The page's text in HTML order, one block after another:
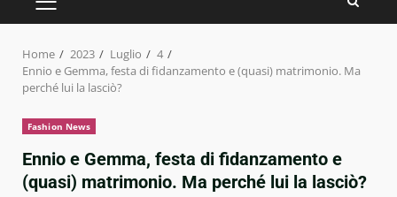
PRIMARY
MENU
Home 2023 Luglio
4
Ennio e Gemma, festa di fidanzamento e (quasi) matrimonio. Ma
perché lui la lasciò?
Fashion News
Ennio e Gemma, festa di fidanzamento e
(quasi) matrimonio. Ma perché lui la lasciò?